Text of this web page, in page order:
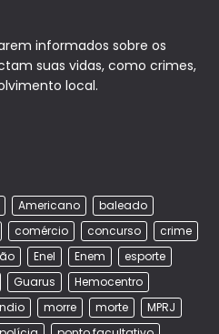
informados sobre os
suas vidas, como crimes,
local.
Americano
baleado
comércio concurso
crime
Enel Enem
esporte
Guarus
Hemocentro
morre morte
MPRJ